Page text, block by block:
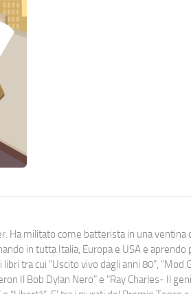
Ha militato come batterista in una
in tutta Italia, Europa e USA e
tra cui "Uscito vivo dagli anni 80", "Mod
Il Bob Dylan Nero" e "Ray Charles- Il